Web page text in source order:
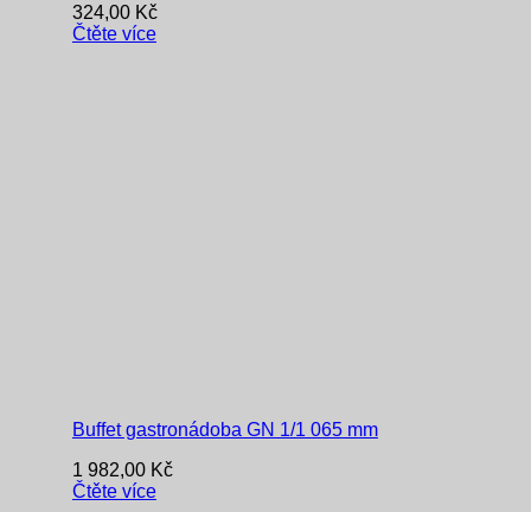
324,00 Kč
Čtěte více
Buffet gastronádoba GN 1/1 065 mm
1 982,00 Kč
Čtěte více